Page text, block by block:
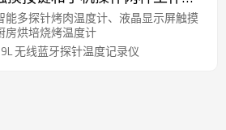
能多探针烤肉温度计、液晶显示屏触摸
房烘培烧烤温度计
无线蓝牙探针温度记录仪